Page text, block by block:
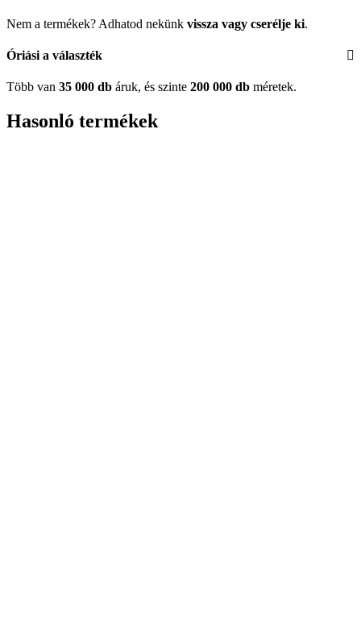
Nem a termékek? Adhatod nekünk vissza vagy cserélje ki.
Óriási a választék
Több van 35 000 db áruk, és szinte 200 000 db méretek.
Hasonló termékek